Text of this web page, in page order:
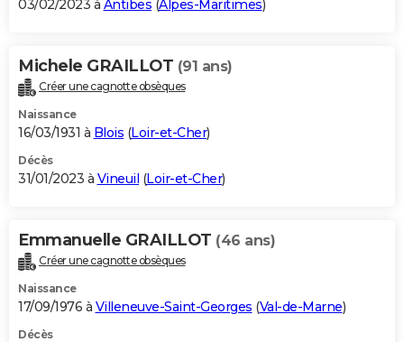
03/02/2023 à Antibes (Alpes-Maritimes)
Michele GRAILLOT (91 ans)
Créer une cagnotte obsèques
Naissance
16/03/1931 à Blois (Loir-et-Cher)
Décès
31/01/2023 à Vineuil (Loir-et-Cher)
Emmanuelle GRAILLOT (46 ans)
Créer une cagnotte obsèques
Naissance
17/09/1976 à Villeneuve-Saint-Georges (Val-de-Marne)
Décès